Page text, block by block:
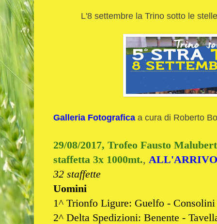
L'8 settembre la Trino sotto le
Galleria Fotografica a cura di Roberto
29/08/2017, Trofeo Fausto
staffetta 3x 1000mt., ALL'ARRIVO
32 staffette
Uomini
1^ Trionfo Ligure: Guelfo -
2^ Delta Spedizioni: Benente -